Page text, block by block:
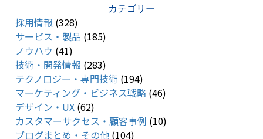
カテゴリー
採用情報 (328)
サービス・製品 (185)
ノウハウ (41)
技術・開発情報 (283)
テクノロジー・専門技術 (194)
マーケティング・ビジネス戦略(46)
デザイン・UX(62)
カスタマーサクセス・顧客事例 (10)
ブログまとめ・その他(104)